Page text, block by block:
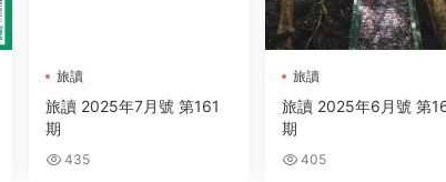
旅讀
旅讀 2025年7月號 第161
期
435
旅讀
旅讀 2025年6月號 第
期
405